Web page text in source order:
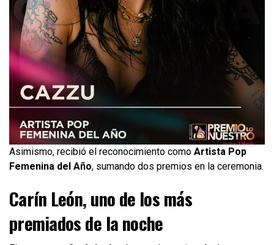
Asimismo, recibió el reconocimiento como Artista Pop
Femenina del Año, sumando dos premios en la ceremonia.
Carín León, uno de los más
premiados de la noche